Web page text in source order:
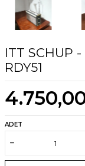
ITT SCHUP
RDY51
ADET